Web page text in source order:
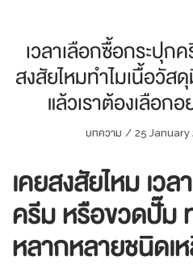
เวลาเลือกซื้อกระปุก
สงสัยไหมทำไมเนื้อวัส
แล้วเราต้องเลือกอ
บทความ / 25 January
เคยสงสัยไหม เว
ครีม หรือขวดปั๊ม
หลากหลายชนิดเ